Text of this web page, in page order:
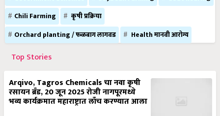
Chili Farming
कृषी प्रक्रिया
Orchard planting / फळबाग लागवड
Health मानवी आरोग्य
Top Stories
Arqivo, Tagros Chemicals चा नवा कृषी
रसायन ब्रँड, 20 जून 2025 रोजी नागपूरमध्ये
भव्य कार्यक्रमात महाराष्ट्रात लाँच करण्यात आला